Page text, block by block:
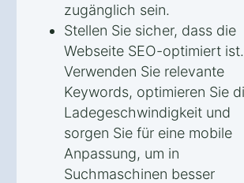
zugänglich sein.
Stellen Sie sicher, dass die
Webseite SEO-optimiert ist.
Verwenden Sie relevante
Keywords, optimieren Sie
Ladegeschwindigkeit und
sorgen Sie für eine mobile
Anpassung, um in
Suchmaschinen besser